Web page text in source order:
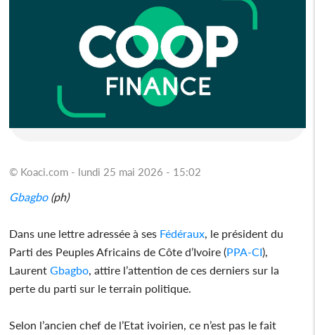
© Koaci.com - lundi 25 mai 2026 - 15:02
Gbagbo(ph)
Dans une lettre adressée à ses Fédéraux , le président du
Parti des Peuples Africains de Côte d’Ivoire (PPA-CI),
LaurentGbagbo , attire l’attention de ces derniers sur la
perte du parti sur le terrain politique.
Selon l’ancien chef de l’Etat ivoirien, ce n’est pas le fait